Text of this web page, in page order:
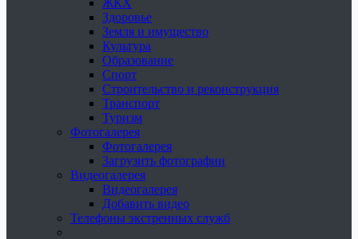
ЖКХ
Здоровье
Земля и имущество
Культура
Образование
Спорт
Строительство и реконструкция
Транспорт
Туризм
Фотогалерея
Фотогалерея
Загрузить фотографии
Видеогалерея
Видеогалерея
Добавить видео
Телефоны экстренных служб